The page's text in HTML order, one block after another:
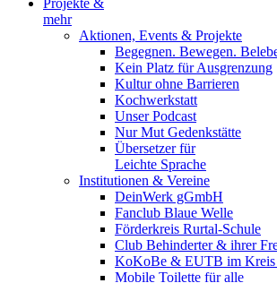
Projekte &
mehr
Aktionen, Events & Projekte
Begegnen. Bewegen.
Kein Platz für Ausgrenzung
Kultur ohne Barrieren
Kochwerkstatt
Unser Podcast
Nur Mut Gedenkstätte
Übersetzer für
Leichte Sprache
Institutionen & Vereine
DeinWerk gGmbH
Fanclub Blaue Welle
Förderkreis Rurtal-Schule
Club Behinderter & ihrer
KoKoBe & EUTB im Kreis
Mobile Toilette für alle